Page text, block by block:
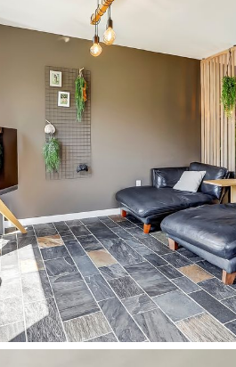
uit 2019 is eveneens op deze
een inloopdouche met glazen
mechanische afzuiging als een
zorgt bovendien voor een
en sfeer perfect samenkomen.
een vaste trap die enkele jaren
is een solide basis gelegd voor
ruimte om een volwaardige
vergroot je niet alleen het
ketel uit 2014, netjes geplaatst en
hobbykamer, werkplek of
je heerlijk rustig zitten. De muren
elk moment van de dag in alle rust
een fraai stuk kunstgras